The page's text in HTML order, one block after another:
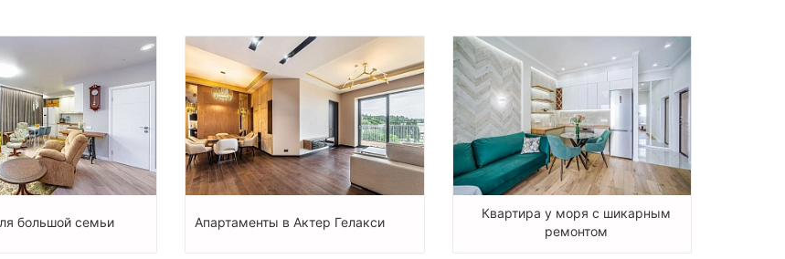
большой семьи Апартаменты в Актер Гелакси
Квартира у моря с шикарным
ремонтом